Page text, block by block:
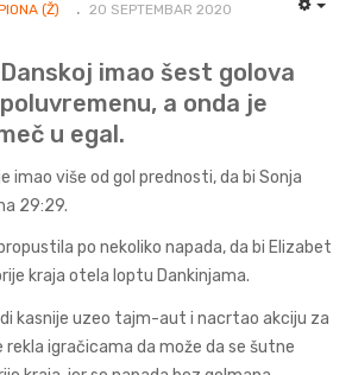
(Ž) 20 SEPTEMBAR 2020
imao šest golova
a onda je
u egal.
imao više od gol prednosti, da bi Sonja
29:29.
po nekoliko napada, da bi Elizabet
kraja otela loptu Dankinjama.
kasnije uzeo tajm-aut i nacrtao akciju za
rekla igračicama da može da se šutne